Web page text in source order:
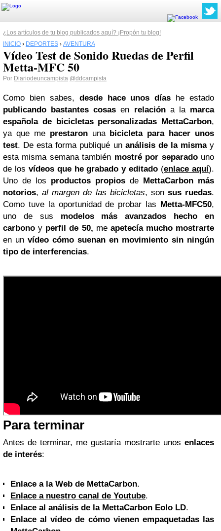
¿Los artículos de tu blog publicados aquí? ¡Propón tu blog!
INICIO › DEPORTES › AVENTURA
Vídeo Test de Sonido Ruedas de Perfil
Metta-MFC 50
Por Diariodeuncampista @ddcampista
Como bien sabes, desde hace unos días he estado
publicando bastantes cosas en relacióna la marca
española de bicicletas personalizadas MettaCarbon,
ya que me prestaronuna bicicleta para hacer unos
test. De esta forma publiqué un análisis de la mismay
esta misma semana también mostré por separadouno
de los vídeos que he grabado y editado (enlace aquí).
Uno de los productos propios de MettaCarbon más
notorios,al margen de las bicicletas, son sus ruedas.
Como tuve la oportunidad de probar las Metta-MFC50,
uno de sus modelos más avanzados hecho en
carbono y perfil de 50, me apetecía mucho mostrarte
en un vídeo cómo suenan en movimiento sin ningún
tipo de interferencias.
Para terminar
Antes de terminar, me gustaría mostrarte unos enlaces
de interés:
Enlace a la Web de MettaCarbon.
Enlace a nuestro canal de Youtube.
Enlace al análisis de la MettaCarbon Eolo LD.
Enlace al vídeo de cómo vienen empaquetadas las